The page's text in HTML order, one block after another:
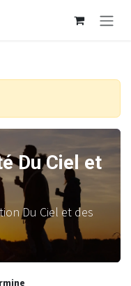
Du Ciel et
Du Ciel et des